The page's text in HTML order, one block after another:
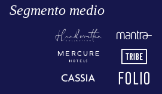
Segmento medio